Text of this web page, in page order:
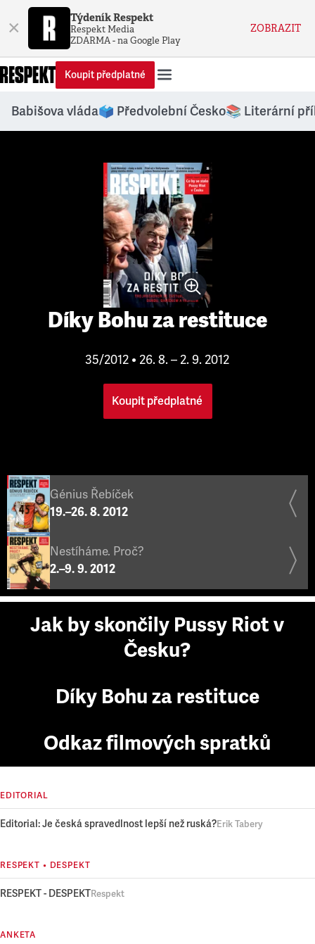
× Týdeník Respekt
Respekt Media
ZDARMA - na Google Play
ZOBRAZIT
Koupit předplatné
Babišova vláda🗳️ Předvolební Česko📚 Literární
35/2012 • 26. 8. – 2. 9. 2012
Díky Bohu za restituce
Koupit předplatné
Génius Řebíček
19.–26. 8. 2012
Nestíháme. Proč?
2.–9. 9. 2012
Jak by skončily Pussy Riot v
Česku?
Díky Bohu za restituce
Odkaz filmových spratků
EDITORIAL
Editorial: Je česká spravedlnost lepší než ruská?Erik Tabery
RESPEKT • DESPEKT
RESPEKT - DESPEKTRespekt
ANKETA